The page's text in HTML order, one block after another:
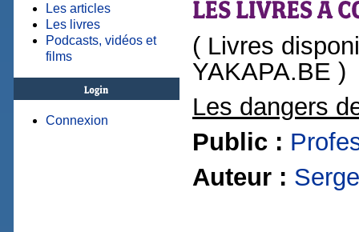
Les articles
Les livres
Podcasts, vidéos et
films
Connexion
( Livres
YAKAPA.BE )
Les dangers
Public :
Auteur :